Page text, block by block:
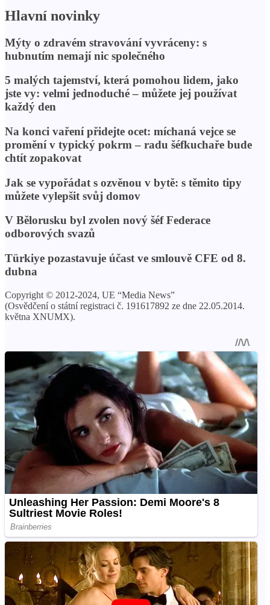
Hlavní novinky
Mýty o zdravém stravování vyvráceny: s
hubnutím nemají nic společného
5 malých tajemství, která pomohou lidem, jako
jste vy: velmi jednoduché – můžete jej používat
každý den
Na konci vaření přidejte ocet: míchaná vejce se
promění v typický pokrm – radu šéfkuchaře bude
chtít zopakovat
Jak se vypořádat s ozvěnou v bytě: s těmito tipy
můžete vylepšit svůj domov
V Bělorusku byl zvolen nový šéf Federace
odborových svazů
Türkiye pozastavuje účast ve smlouvě CFE od 8.
dubna
Copyright © 2012-2024, UE “Media News”
(Osvědčení o státní registraci č. 191617892 ze dne 22.05.2014.
května XNUMX).